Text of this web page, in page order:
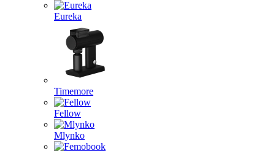
Eureka
Timemore
Fellow
Mlynko